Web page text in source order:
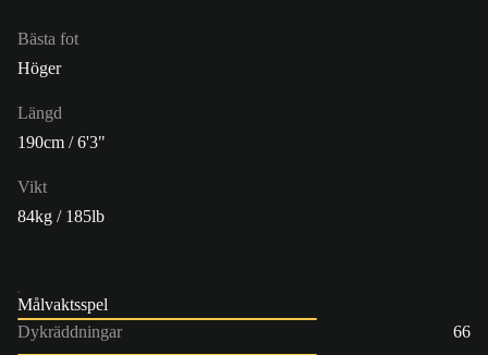
Bästa fot
Höger
Längd
190cm / 6'3"
Vikt
84kg / 185lb
Målvaktsspel
Dykräddningar
66